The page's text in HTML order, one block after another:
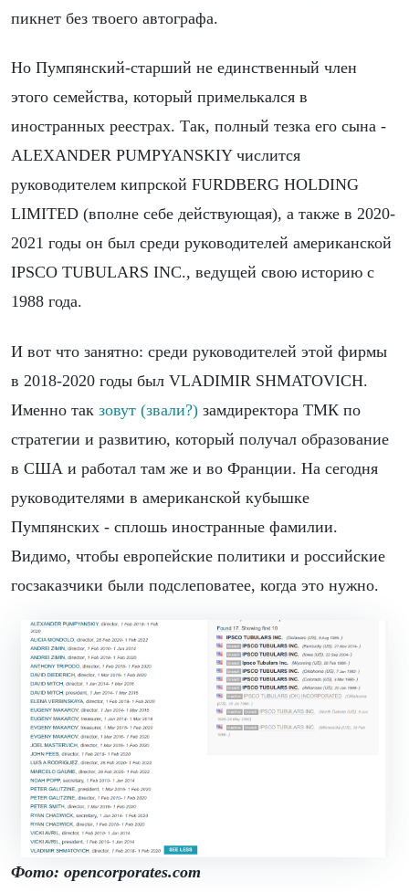
пикнет без твоего автографа.
Но Пумпянский-старший не единственный член
этого семейства, который примелькался в
иностранных реестрах. Так, полный тезка его сына -
ALEXANDER PUMPYANSKIY числится
руководителем кипрской FURDBERG HOLDING
LIMITED (вполне себе действующая), а также в 2020-
2021 годы он был среди руководителей американской
IPSCO TUBULARS INC., ведущей свою историю с
1988 года.
И вот что занятно: среди руководителей этой фирмы
в 2018-2020 годы был VLADIMIR SHMATOVICH.
Именно так зовут (звали?) замдиректора ТМК по
стратегии и развитию, который получал образование
в США и работал там же и во Франции. На сегодня
руководителями в американской кубышке
Пумпянских - сплошь иностранные фамилии.
Видимо, чтобы европейские политики и российские
госзаказчики были подслеповатее, когда это нужно.
Фото: opencorporates.com